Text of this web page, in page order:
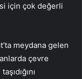
için çok değerli
meydana gelen
çevre